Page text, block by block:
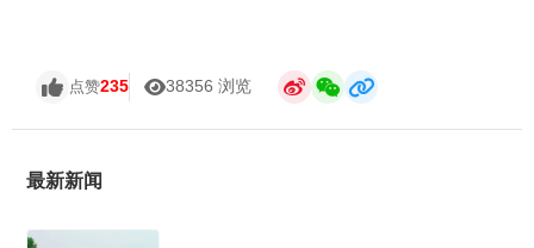
点赞235 38356 浏览
最新新闻